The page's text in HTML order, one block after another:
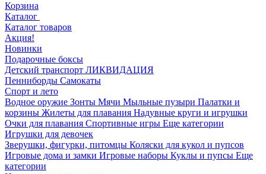
Корзина
Каталог
Каталог товаров
Акция!
Новинки
Подарочные боксы
Детский транспорт ЛИКВИДАЦИЯ
Пенниборды Самокаты
Спорт и лето
Водное оружие Зонты Мячи Мыльные пузыри Палатки и
корзины Жилеты для плавания Надувные круги и игрушки
Очки для плавания Спортивные игры Еще категории
Игрушки для девочек
Зверушки, фигурки, питомцы Коляски для кукол и пупсов
Игровые дома и замки Игровые наборы Куклы и пупсы Еще
категории